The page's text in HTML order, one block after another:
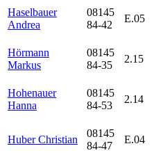
Haselbauer
Andrea
08145
84-42
E.05
Hörmann
Markus
08145
84-35
2.15
Hohenauer
Hanna
08145
84-53
2.14
Huber Christian
08145
84-47
E.04